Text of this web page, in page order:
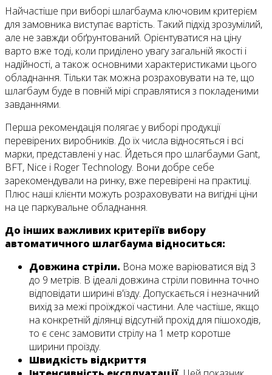
Найчастіше при виборі шлагбаума ключовим критерієм
для замовника виступає вартість. Такий підхід зрозумілий,
але не завжди обґрунтований. Орієнтуватися на ціну
варто вже тоді, коли приділено увагу загальній якості і
надійності, а також основними характеристиками цього
обладнання. Тільки так можна розраховувати на те, що
шлагбаум буде в повній мірі справлятися з покладеними
завданнями.
Перша рекомендація полягає у виборі продукції
перевірених виробників. До їх числа відносяться і всі
марки, представлені у нас. Йдеться про шлагбауми Gant,
BFT, Nice і Roger Technology. Вони добре себе
зарекомендували на ринку, вже перевірені на практиці.
Плюс наші клієнти можуть розраховувати на вигідні ціни
на це паркувальне обладнання.
До інших важливих критеріїв вибору
автоматичного шлагбаума відноситься:
Довжина стріли. Вона може варіюватися від 3
до 9 метрів. В ідеалі довжина стріли повинна точно
відповідати ширині в'їзду. Допускається і незначний
вихід за межі проїжджої частини. Але частіше, якщо
на конкретній ділянці відсутній прохід для пішоходів,
то є сенс замовити стрілу на 1 метр коротше
ширини проїзду.
Швидкість відкриття